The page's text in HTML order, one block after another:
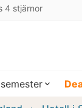
4 stjärnor